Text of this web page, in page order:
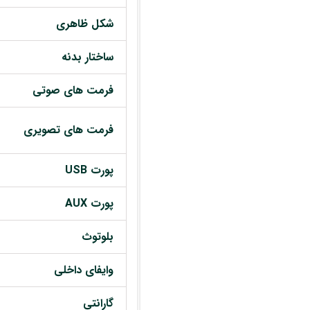
شکل ظاهری
ساختار بدنه
فرمت های صوتی
فرمت های تصویری
پورت USB
پورت AUX
بلوتوث
وایفای داخلی
گارانتی